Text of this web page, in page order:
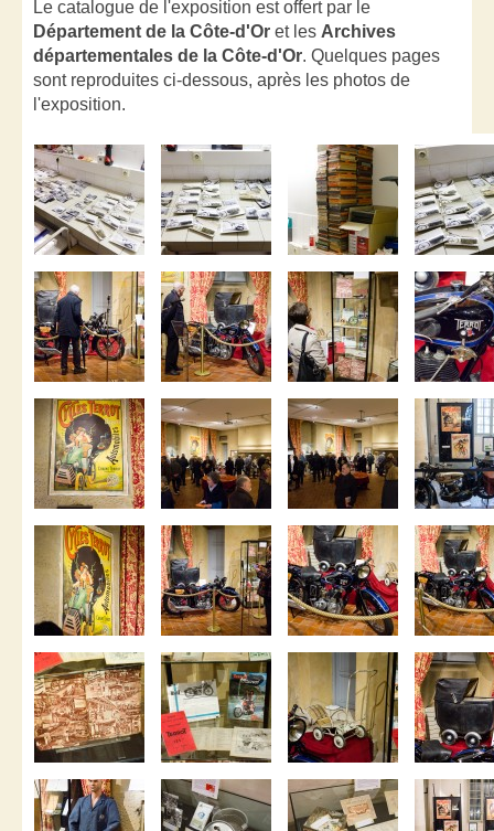
Le catalogue de l'exposition est offert par le
Département de la Côte-d'Or et les Archives
départementales de la Côte-d'Or. Quelques pages
sont reproduites ci-dessous, après les photos de
l'exposition.